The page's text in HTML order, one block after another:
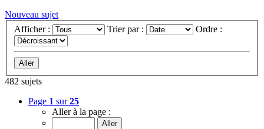
Nouveau sujet
Afficher :
Trier par : Ordre :
482 sujets
Page 1 sur25
Aller à la page :